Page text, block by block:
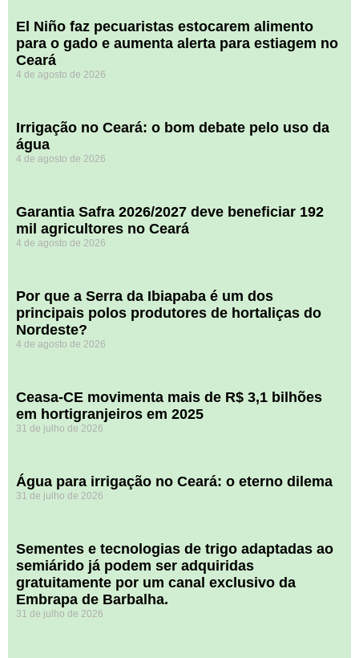
El Niño faz pecuaristas estocarem alimento
para o gado e aumenta alerta para estiagem no
Ceará
4 de agosto de 2026
Irrigação no Ceará: o bom debate pelo uso da
água
4 de agosto de 2026
Garantia Safra 2026/2027 deve beneficiar 192
mil agricultores no Ceará
4 de agosto de 2026
Por que a Serra da Ibiapaba é um dos
principais polos produtores de hortaliças do
Nordeste?
4 de agosto de 2026
Ceasa-CE movimenta mais de R$ 3,1 bilhões
em hortigranjeiros em 2025
31 de julho de 2026
Água para irrigação no Ceará: o eterno dilema
31 de julho de 2026
Sementes e tecnologias de trigo adaptadas ao
semiárido já podem ser adquiridas
gratuitamente por um canal exclusivo da
Embrapa de Barbalha.
31 de julho de 2026